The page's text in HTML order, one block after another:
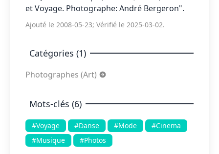
et Voyage. Photographe: André Bergeron".
Ajouté le 2008-05-23; Vérifié le 2025-03-02.
Catégories (1)
Photographes (Art)
Mots-clés (6)
#Voyage #Danse #Mode
#Cinema
#Musique
#Photos